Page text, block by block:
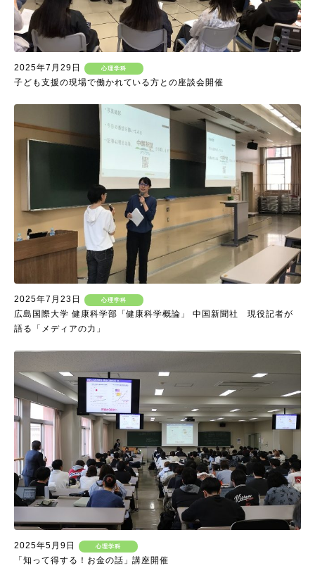
2025年7月29日 心理学科
子ども支援の現場で働かれている方との座談会開催
2025年7月23日 心理学科
広島国際大学 健康科学部「健康科学概論」 中国新聞社 現役記者が
語る「メディアの力」
2025年5月9日 心理学科
「知って得する！お金の話」講座開催